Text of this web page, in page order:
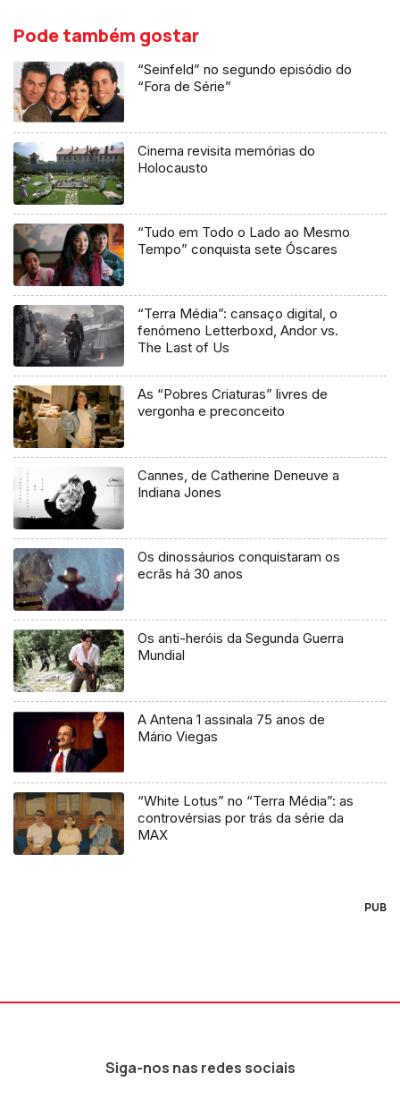
Pode também gostar
“Seinfeld” no segundo episódio do
“Fora de Série”
Cinema revisita memórias do
Holocausto
“Tudo em Todo o Lado ao Mesmo
Tempo” conquista sete Óscares
“Terra Média”: cansaço digital, o
fenómeno Letterboxd, Andor vs.
The Last of Us
As “Pobres Criaturas” livres de
vergonha e preconceito
Cannes, de Catherine Deneuve a
Indiana Jones
Os dinossáurios conquistaram os
ecrãs há 30 anos
Os anti-heróis da Segunda Guerra
Mundial
A Antena 1 assinala 75 anos de
Mário Viegas
“White Lotus” no “Terra Média”: as
controvérsias por trás da série da
MAX
PUB
Siga-nos nas redes sociais